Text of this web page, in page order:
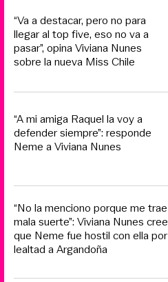
“Va a destacar, pero no para
llegar al top five, eso no va a
pasar”, opina Viviana Nunes
sobre la nueva Miss Chile
“A mi amiga Raquel la voy a
defender siempre”: responde
Neme a Viviana Nunes
“No la menciono porque me trae
mala suerte”: Viviana Nunes cree
que Neme fue hostil con ella por
lealtad a Argandoña